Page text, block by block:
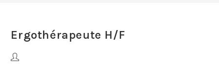
Ergothérapeute H/F